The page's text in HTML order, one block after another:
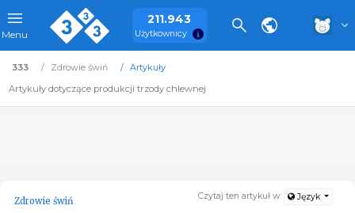
Menu
211.943
Użytkownicy
333 Zdrowie świń
Artykuły
Artykuły dotyczące produkcji trzody chlewnej
Czytaj ten artykuł w: Język
Zdrowie świń